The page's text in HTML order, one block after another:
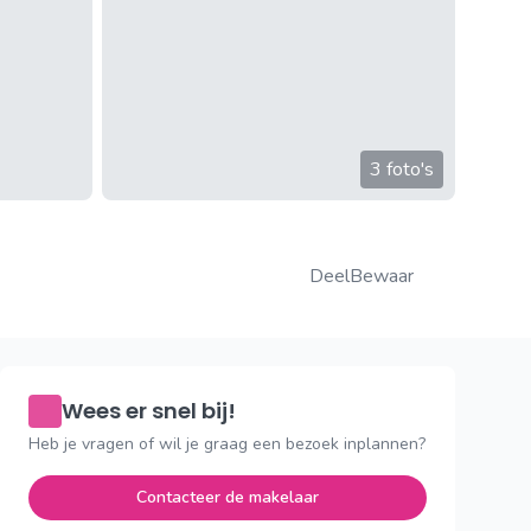
3 foto's
DeelBewaar
Wees er snel bij!
Heb je vragen of wil je graag een bezoek inplannen?
Contacteer de makelaar